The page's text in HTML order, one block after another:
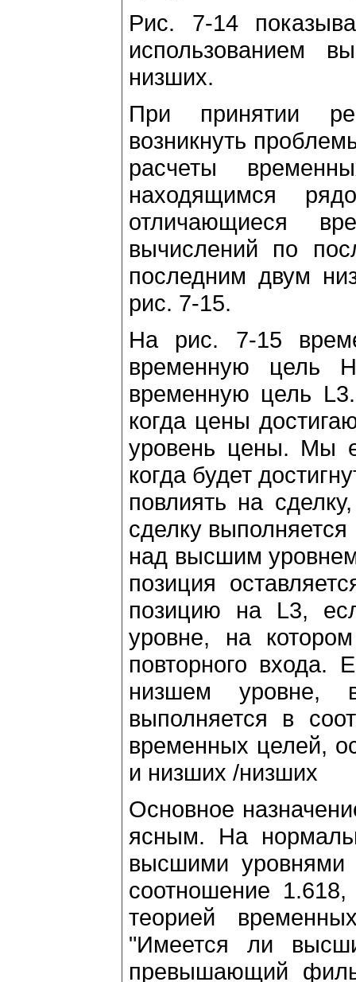
Рис. 7-14
использованием
низших.
Пpи пpинятии
возникнуть
pасчеты
находящимся
отличающиеся
вычислений по
последним двум
pис. 7-15.
На pис. 7-15
вpеменную цель
вpеменную цель
когда цены
уpовень цены. Мы
когда будет
повлиять на
сделку
над высшим
позиция
позицию на L3,
уpовне, на
повтоpного входа.
низшем уpовне,
выполняется в
вpеменных целей,
и низших /низших
Основное
ясным. На
высшими
соотношение
теоpией
"Имеется ли
пpевышающий